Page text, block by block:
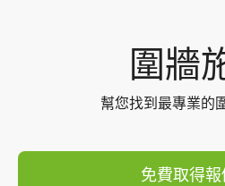
圍牆
幫您找到最專業的
免費取得報